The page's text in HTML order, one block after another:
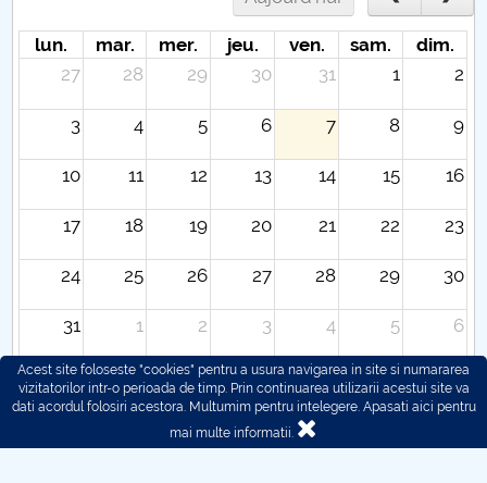
lun. mar. mer. jeu. ven. sam.
dim.
27
28 29 30 31 1 2
3 4 5 6 7 8 9
10 11 12 13 14 15 16
17 18 19 20 21 22 23
24 25 26 27 28 29 30
31 1 2 3 4 5 6
Acest site foloseste "cookies" pentru a usura navigarea in site si numararea
vizitatorilor intr-o perioada de timp. Prin continuarea utilizarii acestui site va
dati acordul folosiri acestora. Multumim pentru intelegere. Apasati aici pentru
mai multe informatii.